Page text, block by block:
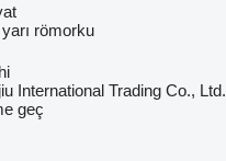
römorku
International Trading Co., Ltd.
geç